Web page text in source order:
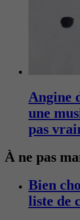
Angine
une
pas
À ne pas
Bien
liste de